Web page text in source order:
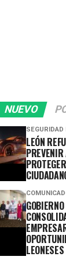
NUEVO
SEGURIDAD
LEÓN
LEONESES